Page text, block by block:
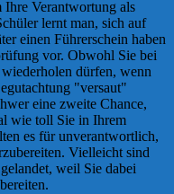
Verantwortung als
lernt man, sich auf
einen Führerschein haben
vor. Obwohl Sie bei
dürfen, wenn
"versaut"
eine zweite Chance,
wie toll Sie in Ihrem
es für unverantwortlich,
Vielleicht sind
weil Sie dabei